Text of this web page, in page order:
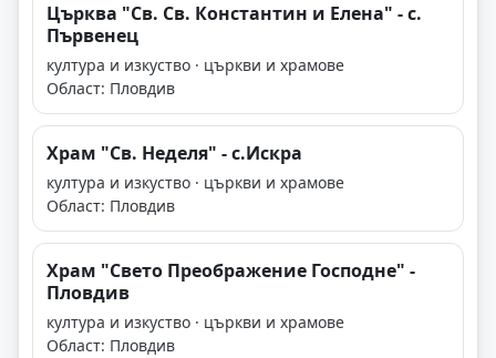
Църква "Св. Св. Константин и Елена" - с.
Първенец
култура и изкуство · църкви и храмове
Област: Пловдив
Храм "Св. Неделя" - с.Искра
култура и изкуство · църкви и храмове
Област: Пловдив
Храм "Свето Преображение Господне" -
Пловдив
култура и изкуство · църкви и храмове
Област: Пловдив